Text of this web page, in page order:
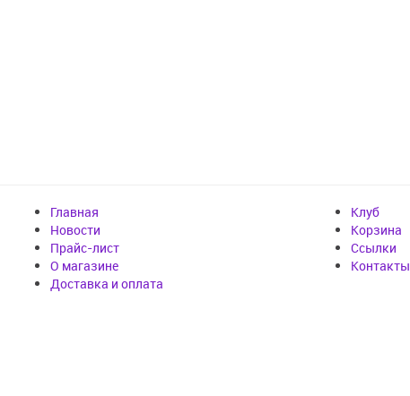
Главная
Новости
Прайс-лист
О магазине
Доставка и оплата
Клуб
Корзина
Cсылки
Контакты